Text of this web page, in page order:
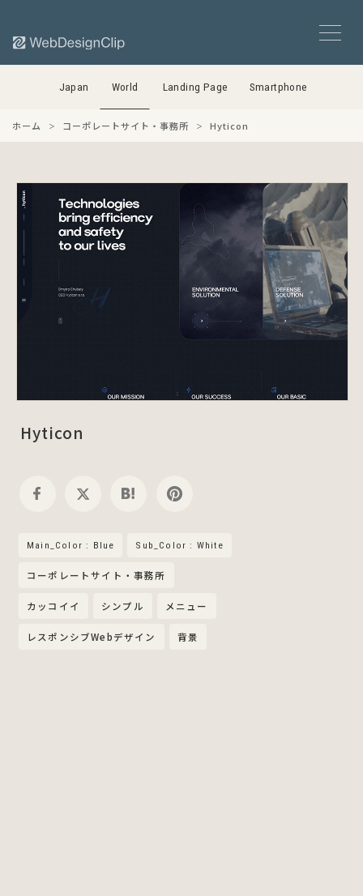
Japan World Landing Page Smartphone
ホーム コーポレートサイト・事務所 Hyticon
Hyticon
Main_Color : Blue Sub_Color : White
コーポレートサイト・事務所
カッコイイ シンプル メニュー
レスポンシブWebデザイン 背景